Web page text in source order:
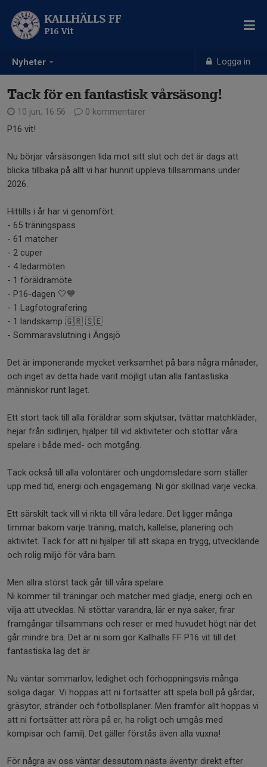
Nyheter Logga in
KALLHÄLLS FF
P16 Vit
Tack för en fantastisk vårsäsong!
10 jun, 16:56
0 kommentarer
P16 vit!
Nu börjar vårsäsongen lida mot sitt slut och det är dags att
blicka tillbaka på allt vi har hunnit uppleva tillsammans under
2026.
Hittills i år har vi genomfört:
- 65 träningspass
- 61 matcher
- 2 cuper
- 4 ledarmöten
- 1 föräldramöte
- P16-dagen 🤍💙
- 1 Lagfotografering
- 1 landskamp 🇬🇷 🇸🇪
- Sommaravslutning i Ängsjö
Det är imponerande mycket verksamhet på bara några månader,
och inget av detta hade varit möjligt utan alla fantastiska
människor runt laget.
Ett stort tack till alla föräldrar som skjutsar, tvättar matchkläder,
hejar från sidlinjen, hjälper till vid aktiviteter och stöttar våra
spelare i både med- och motgång.
Tack också till alla volontärer och ungdomsledare som ställer
upp med tid, energi och engagemang. Ni gör skillnad varje vecka.
Ett särskilt tack vill vi rikta till våra ledare. Det ligger många
timmar bakom varje träning, match, kallelse, planering och
aktivitet. Tack för att ni hjälper till att skapa en trygg, utvecklande
och rolig miljö för våra barn.
Men allra störst tack går till våra spelare.
Ni kommer till träningar och matcher med glädje, energi och en
vilja att utvecklas. Ni stöttar varandra, lär er nya saker, firar
framgångar tillsammans och reser er med huvudet högt när det
går mindre bra. Det är ni som gör Kallhälls FF P16 vit till det
fantastiska lag det är.
Nu väntar sommarlov, ledighet och förhoppningsvis många
soliga dagar. Vi hoppas att ni fortsätter att spela boll på gårdar,
gräsytor, stränder och fotbollsplaner. Men framför allt hoppas vi
att ni fortsätter att röra på er, ha roligt och umgås med
kompisar och familj. Det gäller förstås även alla vuxna!
För några av oss väntar dessutom nästa äventyr direkt efter